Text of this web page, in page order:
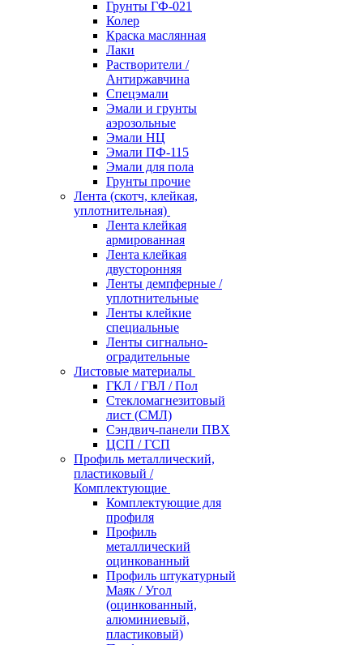
Грунты ГФ-021
Колер
Краска маслянная
Лаки
Растворители /
Антиржавчина
Спецэмали
Эмали и грунты
аэрозольные
Эмали НЦ
Эмали ПФ-115
Эмали для пола
Грунты прочие
Лента (скотч, клейкая,
уплотнительная)
Лента клейкая
армированная
Лента клейкая
двусторонняя
Ленты демпферные /
уплотнительные
Ленты клейкие
специальные
Ленты сигнально-
оградительные
Листовые материалы
ГКЛ / ГВЛ / Пол
Стекломагнезитовый
лист (СМЛ)
Сэндвич-панели ПВХ
ЦСП / ГСП
Профиль металлический,
пластиковый /
Комплектующие
Комплектующие для
профиля
Профиль
металлический
оцинкованный
Профиль штукатурный
Маяк / Угол
(оцинкованный,
алюминиевый,
пластиковый)